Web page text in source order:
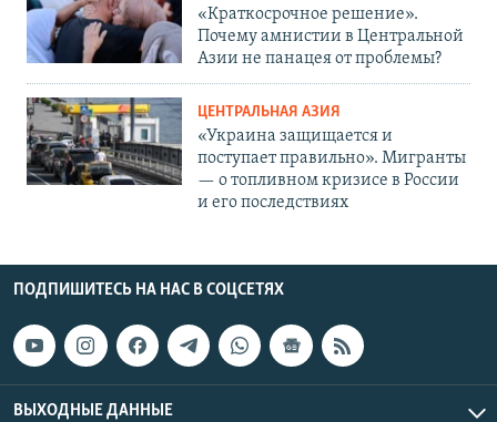
«Краткосрочное решение».
Почему амнистии в Центральной
Азии не панацея от проблемы?
ЦЕНТРАЛЬНАЯ АЗИЯ
«Украина защищается и
поступает правильно». Мигранты
— о топливном кризисе в России
и его последствиях
ПОДПИШИТЕСЬ НА НАС В СОЦСЕТЯХ
ВЫХОДНЫЕ ДАННЫЕ